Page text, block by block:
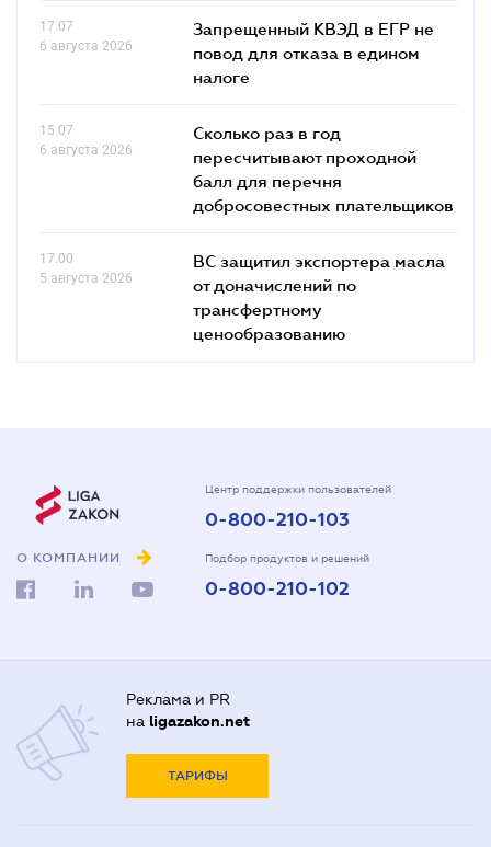
17.07
6 августа 2026
Запрещенный КВЭД в ЕГР не
повод для отказа в едином
налоге
15.07
6 августа 2026
Сколько раз в год
пересчитывают проходной
балл для перечня
добросовестных плательщиков
17.00
5 августа 2026
ВС защитил экспортера масла
от доначислений по
трансфертному
ценообразованию
О КОМПАНИИ
Центр поддержки пользователей
0-800-210-103
Подбор продуктов и решений
0-800-210-102
Реклама и PR
на ligazakon.net
ТАРИФЫ